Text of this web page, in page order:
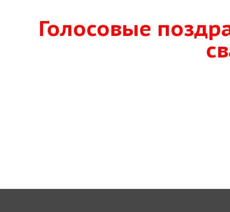
Голосовые